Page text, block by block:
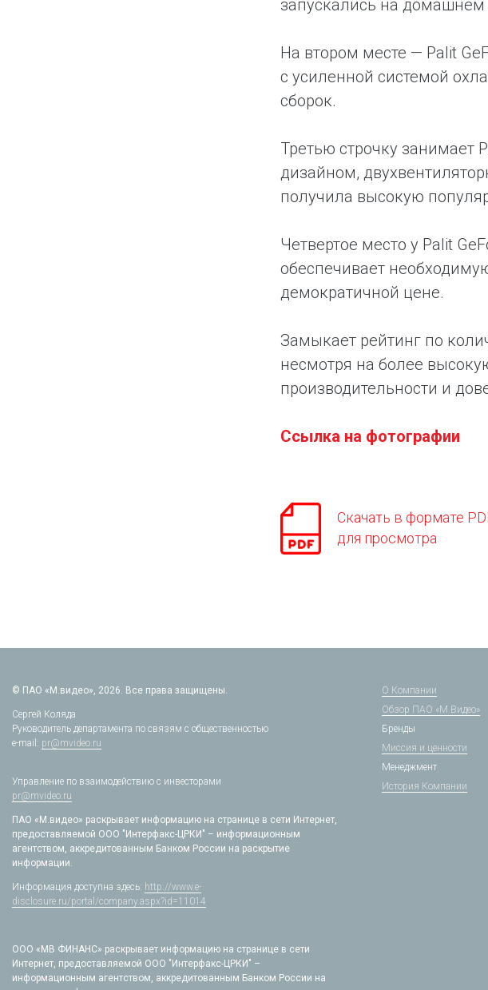
запускались на
На втором месте — Palit
с усиленной системой
сборок.
Третью строчку занимает
дизайном,
получила высокую
Четвертое место у Palit
обеспечивает
демократичной цене.
Замыкает рейтинг по
несмотря на более
производительности и
Ссылка на фотографии
Скачать в формате
для просмотра
© ПАО «М.видео», 2026. Все права защищены.
Сергей Коляда
Руководитель департамента по связям с общественностью
e-mail: pr@mvideo.ru
Управление по взаимодействию с инвесторами
pr@mvideo.ru
ПАО «М.видео» раскрывает информацию на странице в сети Интернет,
предоставляемой ООО "Интерфакс-ЦРКИ" – информационным
агентством, аккредитованным Банком России на раскрытие
информации.
Информация доступна здесь: http://www.e-
disclosure.ru/portal/company.aspx?id=11014
ООО «МВ ФИНАНС» раскрывает информацию на странице в сети
Интернет, предоставляемой ООО "Интерфакс-ЦРКИ" –
информационным агентством, аккредитованным Банком России на
О Компании
Обзор ПАО «М.Видео»
Бренды
Миссия и ценности
Менеджмент
История Компании